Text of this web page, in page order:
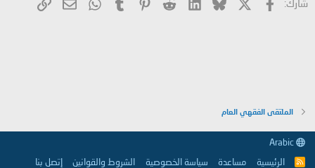
شارك:
الملتقى الفقهي العام
R
الرئيسية مساعدة سياسة الخصوصية الشروط والقوانين إتصل بنا